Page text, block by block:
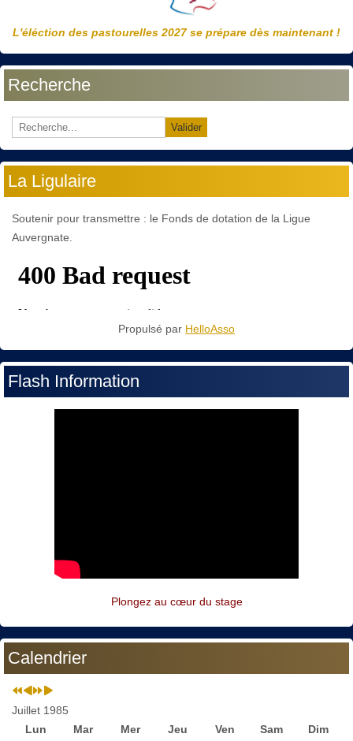
L'éléction des pastourelles 2027 se prépare dès maintenant !
Recherche
Valider
La Ligulaire
Soutenir pour transmettre : le Fonds de dotation de la Ligue
Auvergnate.
Propulsé par HelloAsso
Flash Information
Plongez au cœur du stage
Calendrier
Juillet 1985
Lun
Mar Mer Jeu Ven Sam
Dim